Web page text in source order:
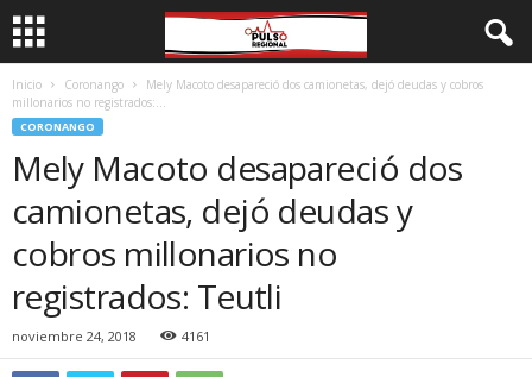
Inicio Coronango
Mely Macoto desapareció dos camionetas, dejó deudas y cobros
millonarios no registrados:...
CORONANGO
Mely Macoto desapareció dos
camionetas, dejó deudas y
cobros millonarios no
registrados: Teutli
noviembre 24, 2018 4161